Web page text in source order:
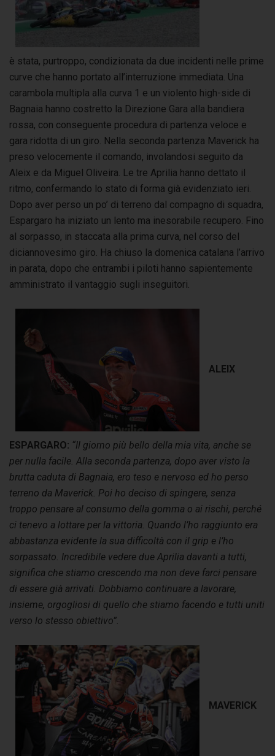
è stata, purtroppo, condizionata da due incidenti nelle prime
curve che hanno portato all’interruzione immediata. Una
carambola multipla alla curva 1 e un violento high-side di
Bagnaia hanno costretto la Direzione Gara alla bandiera
rossa, con conseguente procedura di partenza veloce e
gara ridotta di un giro. Nella seconda partenza Maverick ha
preso velocemente il comando, involandosi seguito da
Aleix e da Miguel Oliveira. Le tre Aprilia hanno dettato il
ritmo, confermando lo stato di forma già evidenziato ieri.
Dopo aver perso un po’ di terreno dal compagno di squadra,
Espargaro ha iniziato un lento ma inesorabile recupero. Fino
al sorpasso, in staccata alla prima curva, nel corso del
diciannovesimo giro. Ha chiuso la domenica catalana l’arrivo
in parata, dopo che entrambi i piloti hanno sapientemente
amministrato il vantaggio sugli inseguitori.
ALEIX
ESPARGARO: “Il giorno più bello della mia vita, anche se
per nulla facile. Alla seconda partenza, dopo aver visto la
brutta caduta di Bagnaia, ero teso e nervoso ed ho perso
terreno da Maverick. Poi ho deciso di spingere, senza
troppo pensare al consumo della gomma o ai rischi, perché
ci tenevo a lottare per la vittoria. Quando l’ho raggiunto era
abbastanza evidente la sua difficoltà con il grip e l’ho
sorpassato. Incredibile vedere due Aprilia davanti a tutti,
significa che stiamo crescendo ma non deve farci pensare
di essere già arrivati. Dobbiamo continuare a lavorare,
insieme, orgogliosi di quello che stiamo facendo e tutti uniti
verso lo stesso obiettivo”.
MAVERICK